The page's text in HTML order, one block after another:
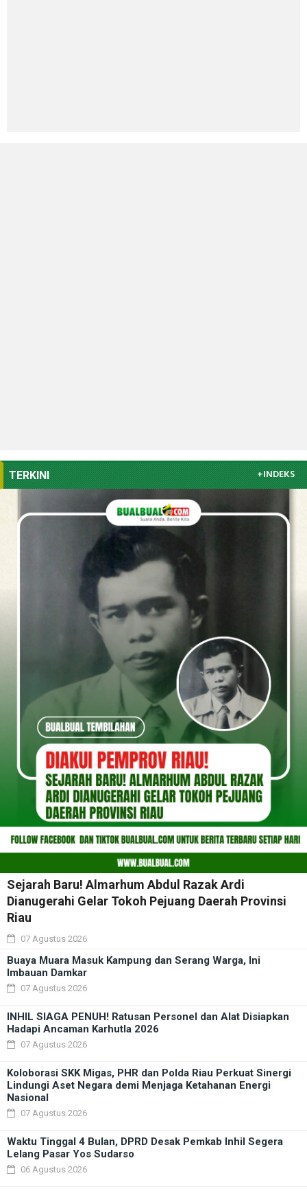
TERKINI +INDEKS
Sejarah Baru! Almarhum Abdul Razak Ardi
Dianugerahi Gelar Tokoh Pejuang Daerah Provinsi
Riau
07 Agustus 2026
Buaya Muara Masuk Kampung dan Serang Warga, Ini
Imbauan Damkar
07 Agustus 2026
INHIL SIAGA PENUH! Ratusan Personel dan Alat Disiapkan
Hadapi Ancaman Karhutla 2026
07 Agustus 2026
Koloborasi SKK Migas, PHR dan Polda Riau Perkuat Sinergi
Lindungi Aset Negara demi Menjaga Ketahanan Energi
Nasional
07 Agustus 2026
Waktu Tinggal 4 Bulan, DPRD Desak Pemkab Inhil Segera
Lelang Pasar Yos Sudarso
06 Agustus 2026